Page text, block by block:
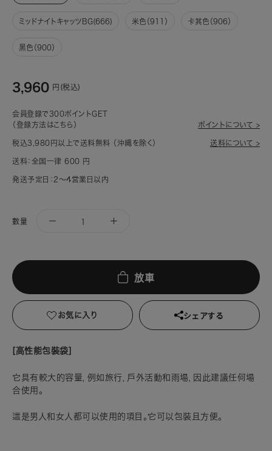
ミッドナイトキャッツBG(666) 米色（911） 卡其色（906）
黑色（900）
3,960 円(税込)
会員登録で300ポイントGET
（登録方法はこちら）
ポイントについて >
税込3,980円以上で送料無料 （沖縄を除く） 送料について >
送料：全国一律 600 円
発送予定日：2～4営業日以内
數量
放車
お気に入り シェアする
[高性能包裝袋]
它具有較大的容量，例如旅行，戶外活動和雨場，因此建議任何場
合使用。
這是男人和女人都可以使用的項目。它可以包裝且方便。